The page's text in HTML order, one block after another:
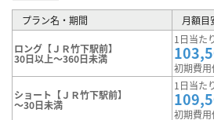
プラン名・期間 月額目
ロング【ＪＲ竹下駅前】
30日以上～360日未満
1日当た
初期費
ショート【ＪＲ竹下駅前】
～30日未満
1日当た
初期費